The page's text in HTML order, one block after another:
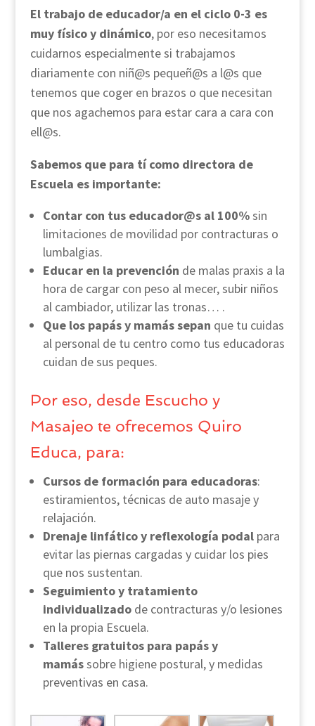
El trabajo de educador/a en el ciclo 0-3 es
muy físico y dinámico, por eso necesitamos
cuidarnos especialmente si trabajamos
diariamente con niñ@s pequeñ@s a l@s que
tenemos que coger en brazos o que necesitan
que nos agachemos para estar cara a cara con
ell@s.
Sabemos que para tí como directora de
Escuela es importante:
Contar con tus educador@s al 100%sin
limitaciones de movilidad por contracturas o
lumbalgias.
Educar en la prevención de malas praxis a la
hora de cargar con peso al mecer, subir niños
al cambiador, utilizar las tronas… .
Que los papás y mamás sepan que tu cuidas
al personal de tu centro como tus educadoras
cuidan de sus peques.
Por eso, desde Escucho y
Masajeo te ofrecemos Quiro
Educa, para:
Cursos de formación para educadoras:
estiramientos, técnicas de auto masaje y
relajación.
Drenaje linfático y reflexología podalpara
evitar las piernas cargadas y cuidar los pies
que nos sustentan.
Seguimiento y tratamiento
individualizadode contracturas y/o lesiones
en la propia Escuela.
Talleres gratuitos para papás y
mamássobre higiene postural, y medidas
preventivas en casa.